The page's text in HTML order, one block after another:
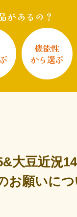
があるの？
機能性
から選ぶ
大豆近況
お願いにつ